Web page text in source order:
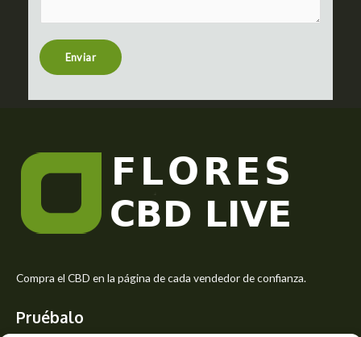
t
r
s
e
Enviar
Compra el CBD en la página de cada vendedor de confianza.
Pruébalo